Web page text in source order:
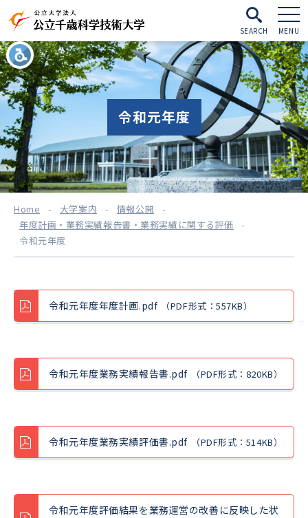
SEARCH MENU
令和元年度
Home - 大学案内 - 情報公開
-
年度計画・業務実績報告書・業務実績に関する評価
-
令和元年度
令和元年度年度計画.pdf （PDF形式：557KB）
令和元年度業務実績報告書.pdf （PDF形式：820KB）
令和元年度業務実績評価書.pdf （PDF形式：514KB）
令和元年度評価結果を業務運営の改善に反映した状